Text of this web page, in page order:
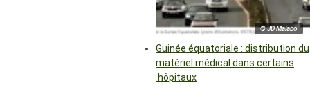
© JD Malabo
Guinée équatoriale : distribution du
matériel médical dans certains
hôpitaux